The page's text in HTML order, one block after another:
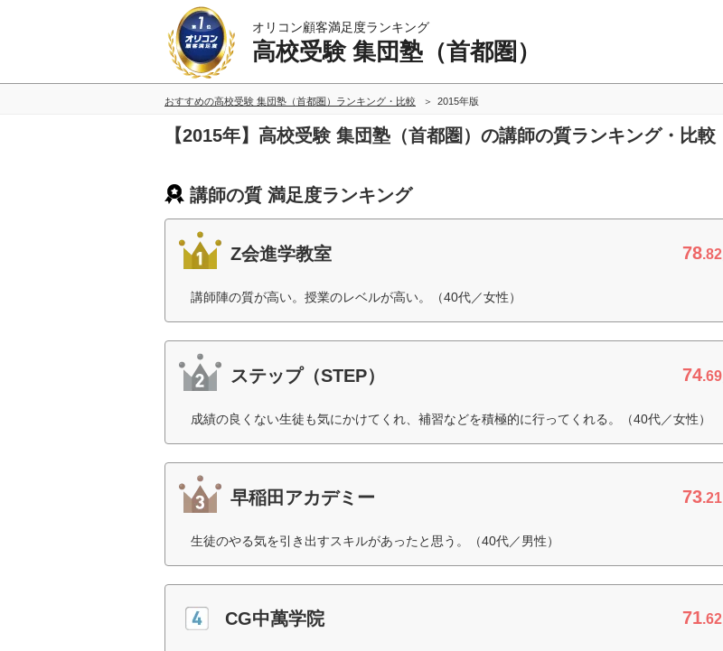
オリコン顧客満足度ランキング
高校受験 集団塾（首都圏）
おすすめの高校受験 集団塾（首都圏）ランキング・比較 2015年版
【2015年】高校受験 集団塾（首都圏）の講師の質ランキング・比較
講師の質 満足度ランキング
Z会進学教室 78.82
講師陣の質が高い。授業のレベルが高い。（40代／女性）
ステップ（STEP） 74.69
成績の良くない生徒も気にかけてくれ、補習などを積極的に行ってくれる。（40代／女性）
早稲田アカデミー 73.21
生徒のやる気を引き出すスキルがあったと思う。（40代／男性）
CG中萬学院 71.62